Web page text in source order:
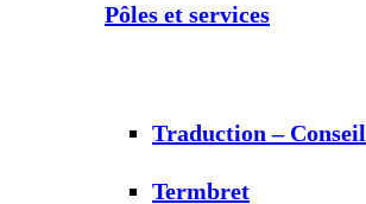
Pôles et services
Traduction – Conseil
Termbret